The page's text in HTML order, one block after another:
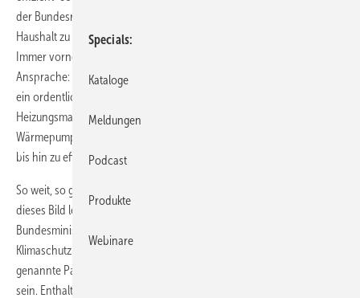
der Bundesregierung, Verbraucher für das Thema Energieeffizienz im
Haushalt zu gewinnen und damit für die Energiewende als Ganzes.
Immer vorne mit dabei in der „bewusstseinserweiternden“
Ansprache: moderne Heizungstechnik. Zusammengefasst ergibt das
ein ordentliches Bündel an Anreizen für Endkunden, das dem
Heizungsmarkt in all seiner technischen Vielfalt gerecht wird, von der
Wärmepumpe über Solarthermie und anderen erneuerbaren Energien
bis hin zu effizienten Öl- und Gasbrennwertgeräten.
So weit, so gut für Handwerk und Heizungsindustrie. Dagegen passt in
dieses Bild leider gar nicht hinein der jüngste Vorstoß aus dem
Bundesministerium für Umwelt und Bau (BUB). Dort wurde ein
Klimaschutzplan 2050 aufgestellt. Dieses Maßnahmenkatalog
genannte Papier soll eine Art Fahrplan auf dem Weg zur Energiewende
sein. Enthalten sind zwar vertretbare Punkte, aber es sieht unter
Specials
Kataloge
Meldungen
Podcast
Produkte
Webinare